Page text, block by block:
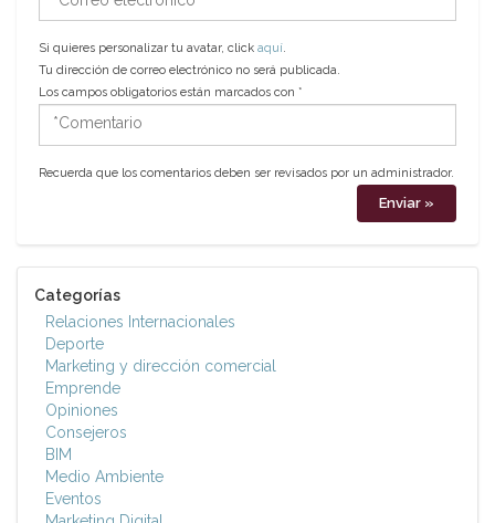
electrónico
Si quieres personalizar tu avatar, click aquí.
Tu dirección de correo electrónico no será publicada.
Los campos obligatorios están marcados con *
*Comentario
Recuerda que los comentarios deben ser revisados por un administrador.
Categorías
Relaciones Internacionales
Deporte
Marketing y dirección comercial
Emprende
Opiniones
Consejeros
BIM
Medio Ambiente
Eventos